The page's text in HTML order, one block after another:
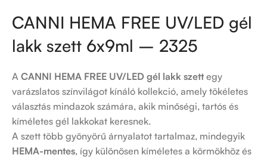
CANNI HEMA FREE UV/LED gél
lakk szett 6x9ml – 2325
A CANNI HEMA FREE UV/LED gél lakk szettegy
varázslatos színvilágot kínáló kollekció, amely tökéletes
választás mindazok számára, akik minőségi, tartós és
kíméletes gél lakkokat keresnek.
A szett több gyönyörű árnyalatot tartalmaz, mindegyik
HEMA-mentes, így különösen kíméletes a körmökhöz és